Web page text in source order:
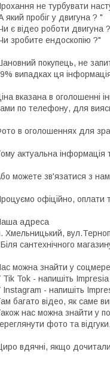
не турбувати
який пробіг у двигуна ? "
є відео роботи двигуна
зробите ендоскопію ?"
покупець, не
випадках ця
вказана в оголошенні
по телефону, для
в оголошеннях для
актуальна
можете зв'язатися з
офіційно, оплати
адреса
Хмельницький,
сантехнічного
можна знайти у
Tik Tok - напишіть
Instagram - напишіть
багато відео, як саме
нас можна знайти у
фото та
вдячні, якщо